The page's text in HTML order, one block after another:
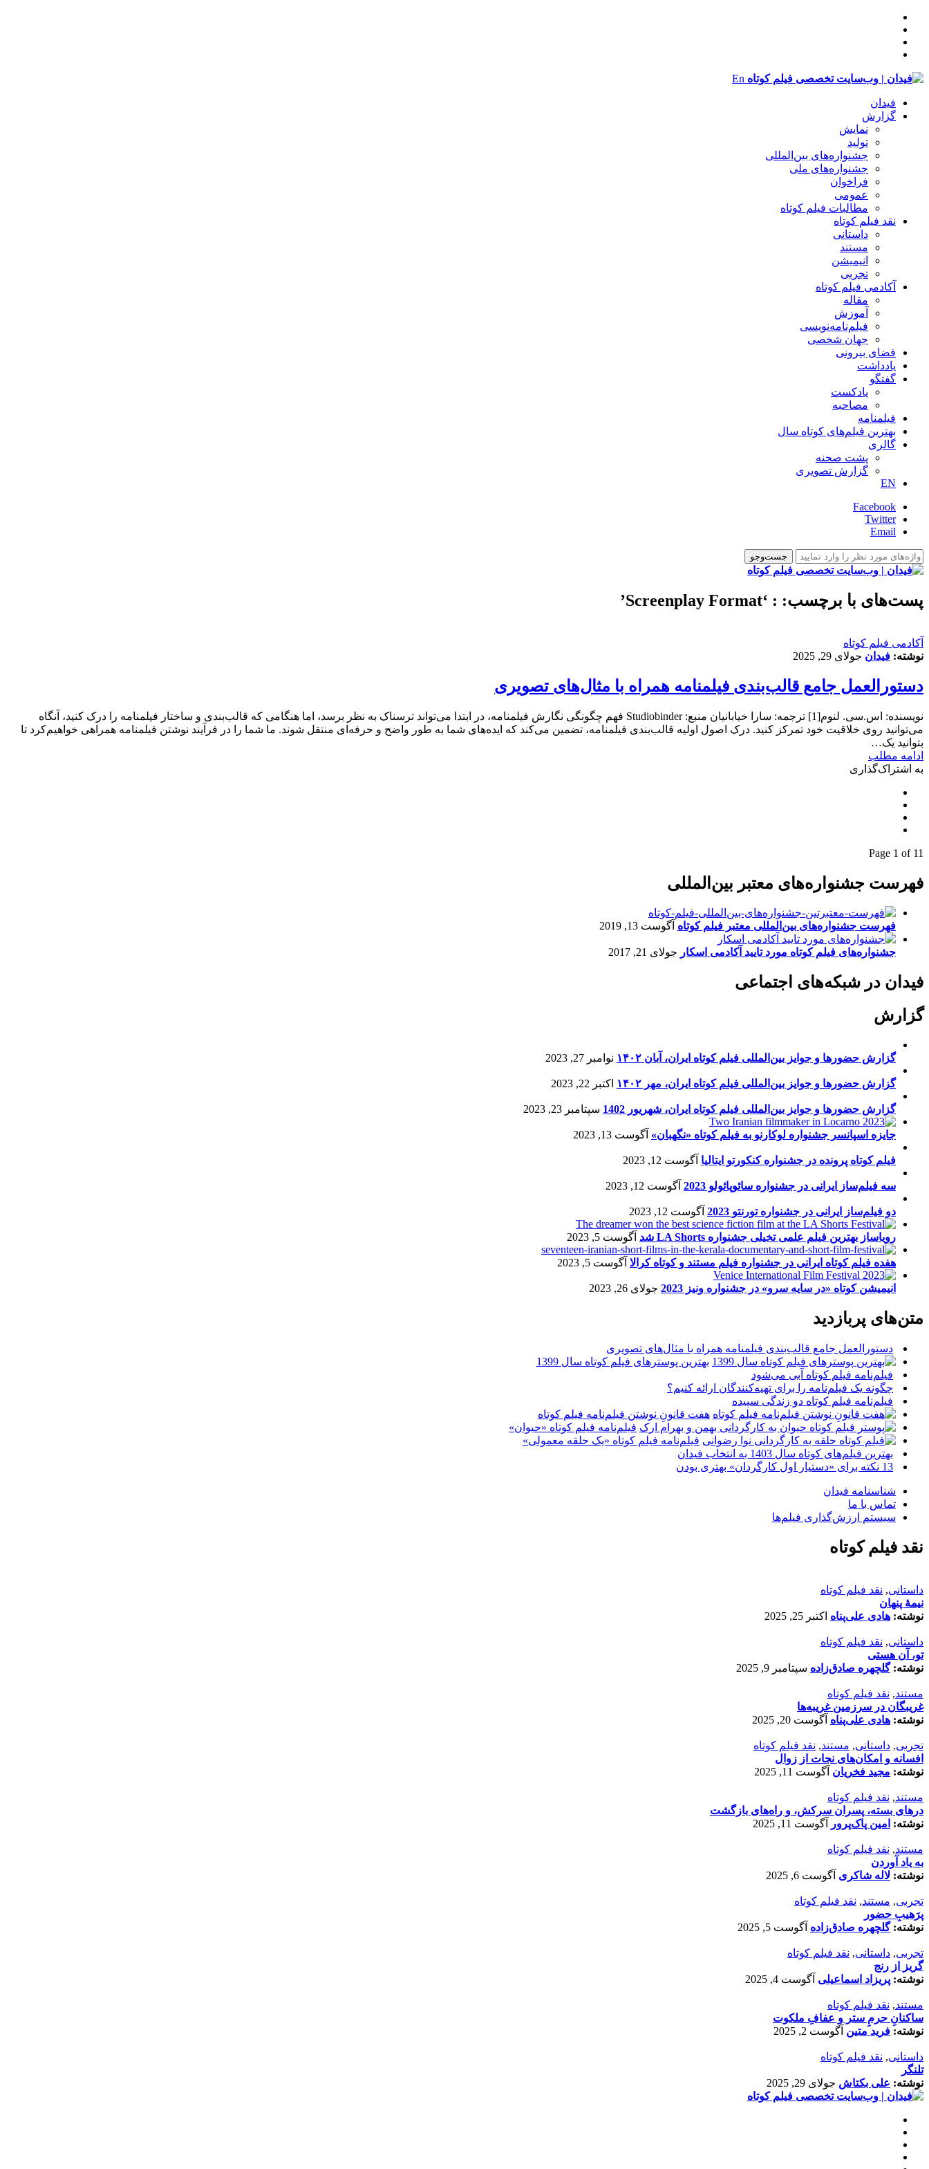
En
فیدان
گزارش
نمایش
تولید
‌‌جشنواره‌های بین‌المللی
جشنواره‌های ملی
فراخوان
عمومی
مطالبات فیلم کوتاه
نقد فیلم کوتاه
داستانی
مستند
انیمیشن
تجربی
آکادمی فیلم کوتاه
مقاله
آموزش
فیلم‌نامه‌نویسی
جهان شخصی
فضای بیرونی
یادداشت
گفتگو
پادکست
مصاحبه
فیلمنامه
بهترین فیلم‌های کوتاه سال
گالری
پشت صحنه
گزارش تصویری
EN
Facebook
Twitter
Email
پست‌های با برچسب: : ‘Screenplay Format’
آکادمی فیلم کوتاه
نوشته: فیدان جولای 29, 2025
دستورالعمل جامع قالب‌بندی فیلمنامه همراه با مثال‌های تصویری
نویسنده: اس.سی. لنوم[1] ترجمه: سارا خیابانیان منبع: Studiobinder فهم چگونگی نگارش فیلمنامه، در ابتدا می‌تواند ترسناک به نظر برسد، اما هنگامی که قالب‌بندی و ساختار فیلمنامه را درک کنید، آنگاه
می‌توانید روی خلاقیت خود تمرکز کنید. درک اصول اولیه قالب‌بندی فیلمنامه، تضمین می‌کند که ایده‌های شما به طور واضح و حرفه‌ای منتقل شوند. ما شما را در فرآیند نوشتن فیلمنامه همراهی خواهیم‌کرد تا
بتوانید یک…
ادامه مطلب
به اشتراک‌گذاری
Page 1 of 11
فهرست جشنواره‌های معتبر بین‌المللی
فهرست جشنواره‌های بین‌المللی معتبر فیلم کوتاه آگوست 13, 2019
جشنواره‌های فیلم کوتاه مورد تایید آکادمی اسکار جولای 21, 2017
فیدان در شبکه‌های اجتماعی
گزارش
گزارش حضورها و جوایز بین‌المللی فیلم کوتاه ایران، آبان ۱۴۰۲ نوامبر 27, 2023
گزارش حضورها و جوایز بین‌المللی فیلم کوتاه ایران، مهر ۱۴۰۲ اکتبر 22, 2023
گزارش حضورها و جوایز بین‌المللی فیلم کوتاه ایران، شهریور 1402 سپتامبر 23, 2023
جایزه اسپانسر جشنواره لوکارنو به فیلم کوتاه «نگهبان» آگوست 13, 2023
فیلم کوتاه پرونده در جشنواره کنکورتو ایتالیا آگوست 12, 2023
سه فیلم‌ساز ایرانی در جشنواره سائوپائولو 2023 آگوست 12, 2023
دو فیلم‌ساز ایرانی در جشنواره تورنتو 2023 آگوست 12, 2023
رویاساز بهترین فیلم علمی تخیلی جشنواره LA Shorts شد آگوست 5, 2023
هفده فیلم کوتاه ایرانی در جشنواره فیلم مستند و کوتاه کرالا آگوست 5, 2023
انیمیشن کوتاه «در سایه سرو» در جشنواره ونیز 2023 جولای 26, 2023
متن‌های پربازدید
دستورالعمل جامع قالب‌بندی فیلمنامه همراه با مثال‌های تصویری
بهترین پوسترهای فیلم کوتاه سال 1399
فیلم‌نامه فیلم کوتاه آبی می‌شود
چگونه یک فیلم‌نامه را برای تهیه‌کنندگان ارائه کنیم؟
فیلم‌نامه فیلم کوتاه دو زندگی سپیده
هفت قانونِ نوشتن فیلم‌نامه فیلم کوتاه
فیلم‌نامه فیلم کوتاه «حیوان»
فیلم‌نامه فیلم کوتاه «یک حلقه معمولی»
بهترین فیلم‌های کوتاه سال 1403 به انتخاب فیدان
13 نکته برای «دستیار اول کارگردان» بهتری بودن
شناسنامه فیدان
تماس با ما
سیستم ارزش‌گذاری فیلم‌ها
نقد فیلم کوتاه
داستانی, نقد فیلم کوتاه
نیمۀ پنهان
نوشته: هادی علی‌پناه اکتبر 25, 2025
داستانی, نقد فیلم کوتاه
تو، آن هستی
نوشته:گلچهره صادق‌زاده سپتامبر 9, 2025
مستند, نقد فیلم کوتاه
غریبگان در سرزمین غریبه‌ها
نوشته: هادی علی‌پناه آگوست 20, 2025
تجربی, داستانی, مستند, نقد فیلم کوتاه
افسانه‌ و امکان‌های نجات از زوال
نوشته: مجید فخریان آگوست 11, 2025
مستند, نقد فیلم کوتاه
درهای بسته، پسران سرکش، و راه‌های بازگشت
نوشته: امین پاک‌پرور آگوست 11, 2025
مستند, نقد فیلم کوتاه
به یاد آوردن
نوشته: لاله شاکری آگوست 6, 2025
تجربی, مستند, نقد فیلم کوتاه
پرَهیب‌ِ حضور
نوشته:گلچهره صادق‌زاده آگوست 5, 2025
تجربی, داستانی, نقد فیلم کوتاه
گریز از رنج
نوشته: پریزاد اسماعیلی آگوست 4, 2025
مستند, نقد فیلم کوتاه
ساکنانِ حرمِ ستر و عفافِ ملکوت
نوشته: فرید متین آگوست 2, 2025
داستانی, نقد فیلم کوتاه
تلنگر
نوشته: علی بکتاش جولای 29, 2025